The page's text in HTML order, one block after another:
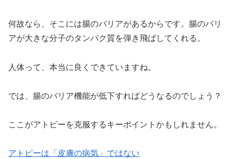
何故なら、そこには腸のバリアがあるからです。腸のバリ
アが大きな分子のタンパク質を弾き飛ばしてくれる。
人体って、本当に良くできていますね。
では、腸のバリア機能が低下すればどうなるのでしょう？
ここがアトピーを克服するキーポイントかもしれません。
アトピーは「皮膚の病気」ではない